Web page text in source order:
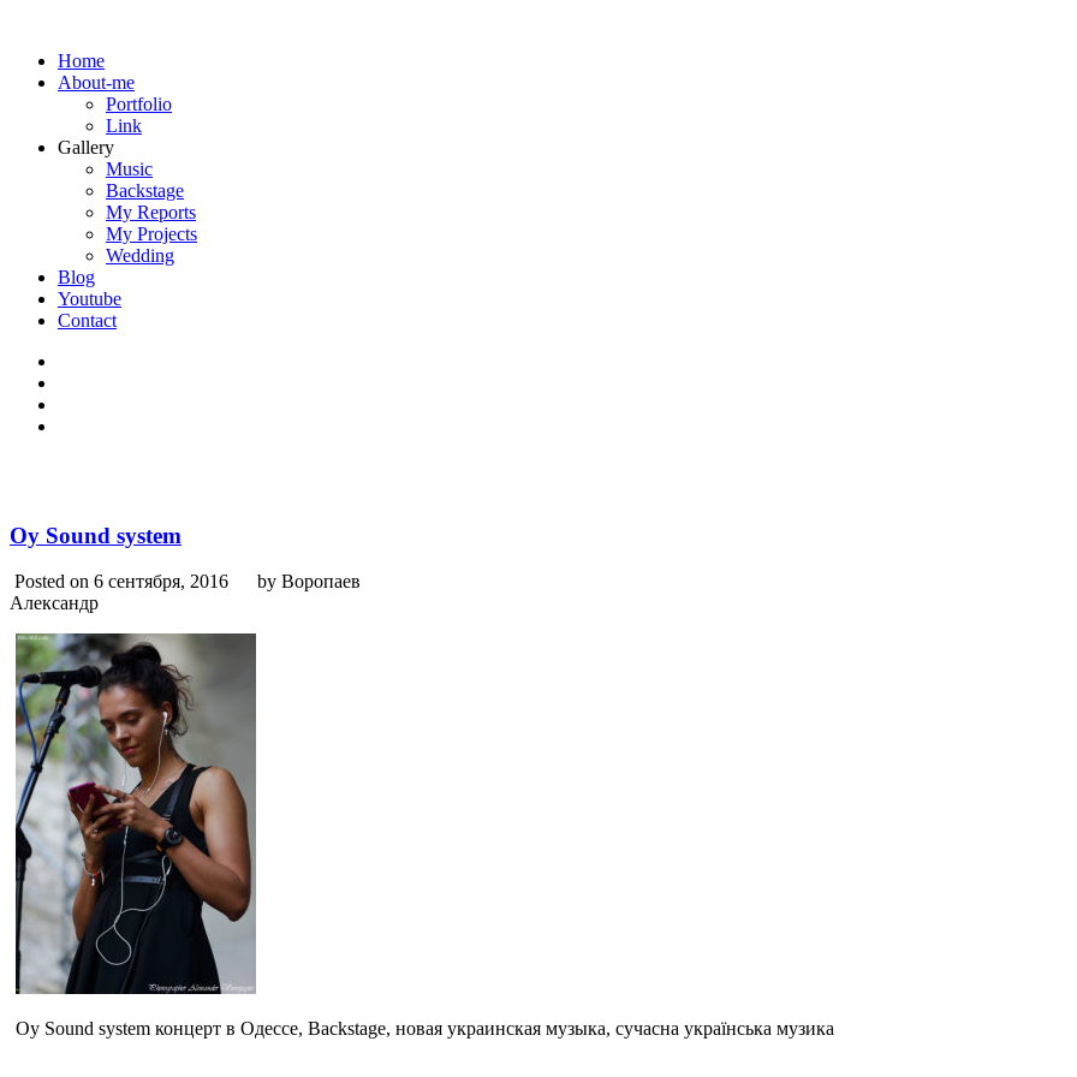
Home
About-me
Portfolio
Link
Gallery
Music
Backstage
My Reports
My Projects
Wedding
Blog
Youtube
Contact
Oy Sound system
Posted on 6 сентября, 2016
by Воропаев
Александр
Oy Sound system концерт в Одессе, Backstage, новая украинская музыка, сучасна українська музика